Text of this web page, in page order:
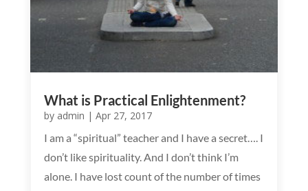
What is Practical Enlightenment?
by admin | Apr 27, 2017
I am a “spiritual” teacher and I have a secret…. I
don’t like spirituality. And I don’t think I’m
alone. I have lost count of the number of times